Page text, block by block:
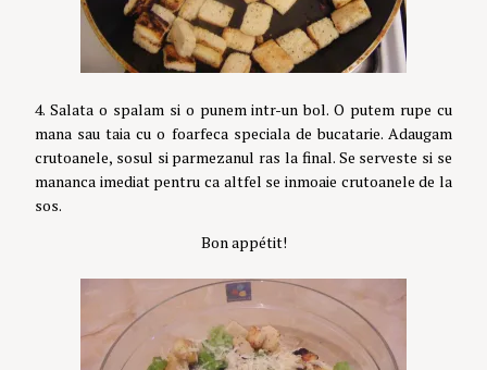
4. Salata o spalam si o punem intr-un bol. O putem rupe cu
mana sau taia cu o foarfeca speciala de bucatarie. Adaugam
crutoanele, sosul si parmezanul ras la final. Se serveste si se
mananca imediat pentru ca altfel se inmoaie crutoanele de la
sos.
Bon appétit!